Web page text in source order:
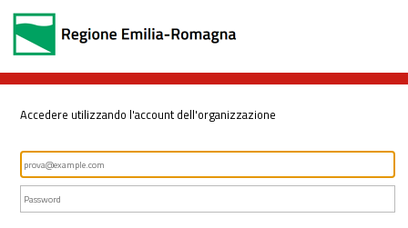
Accedere utilizzando l'account dell'organizzazione